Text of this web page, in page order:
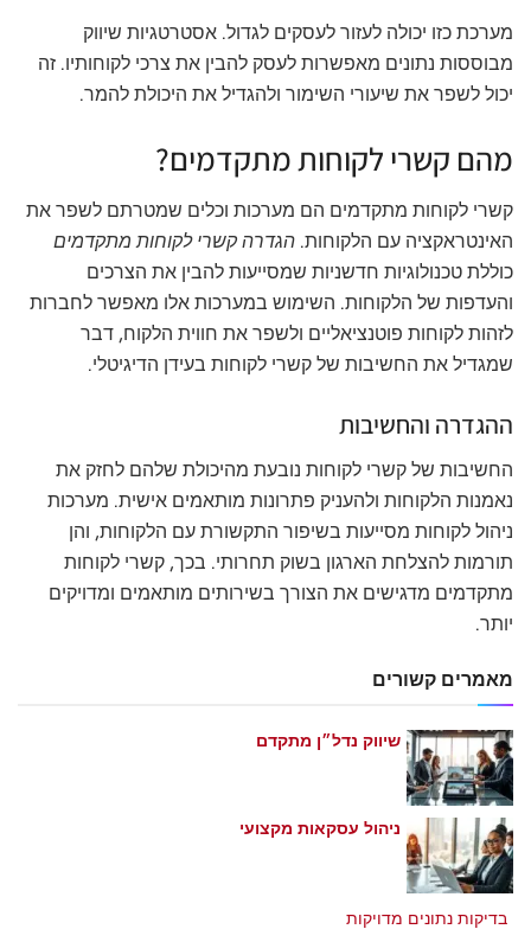
מערכת כזו יכולה לעזור לעסקים לגדול. אסטרטגיות שיווק
מבוססות נתונים מאפשרות לעסק להבין את צרכי לקוחותיו. זה
יכול לשפר את שיעורי השימור ולהגדיל את היכולת להמר.
מהם קשרי לקוחות מתקדמים?
קשרי לקוחות מתקדמים הם מערכות וכלים שמטרתם לשפר את
האינטראקציה עם הלקוחות. הגדרה קשרי לקוחות מתקדמים
כוללת טכנולוגיות חדשניות שמסייעות להבין את הצרכים
והעדפות של הלקוחות. השימוש במערכות אלו מאפשר לחברות
לזהות לקוחות פוטנציאליים ולשפר את חווית הלקוח, דבר
שמגדיל את החשיבות של קשרי לקוחות בעידן הדיגיטלי.
ההגדרה והחשיבות
החשיבות של קשרי לקוחות נובעת מהיכולת שלהם לחזק את
נאמנות הלקוחות ולהעניק פתרונות מותאמים אישית. מערכות
ניהול לקוחות מסייעות בשיפור התקשורת עם הלקוחות, והן
תורמות להצלחת הארגון בשוק תחרותי. בכך, קשרי לקוחות
מתקדמים מדגישים את הצורך בשירותים מותאמים ומדויקים
יותר.
מאמרים קשורים
שיווק נדל״ן מתקדם
ניהול עסקאות מקצועי
בדיקות נתונים מדויקות